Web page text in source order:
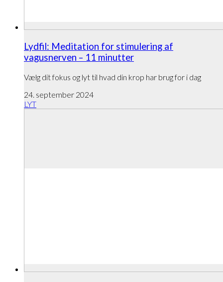
Lydfil: Meditation for stimulering af
vagusnerven – 11 minutter
Vælg dit fokus og lyt til hvad din krop har brug for i dag
24. september 2024
LYT